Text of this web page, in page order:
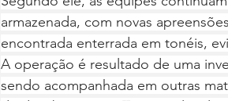
armazenada, com novas
encontrada enterrada em tonéis,
A operação é resultado de uma
sendo acompanhada em outras